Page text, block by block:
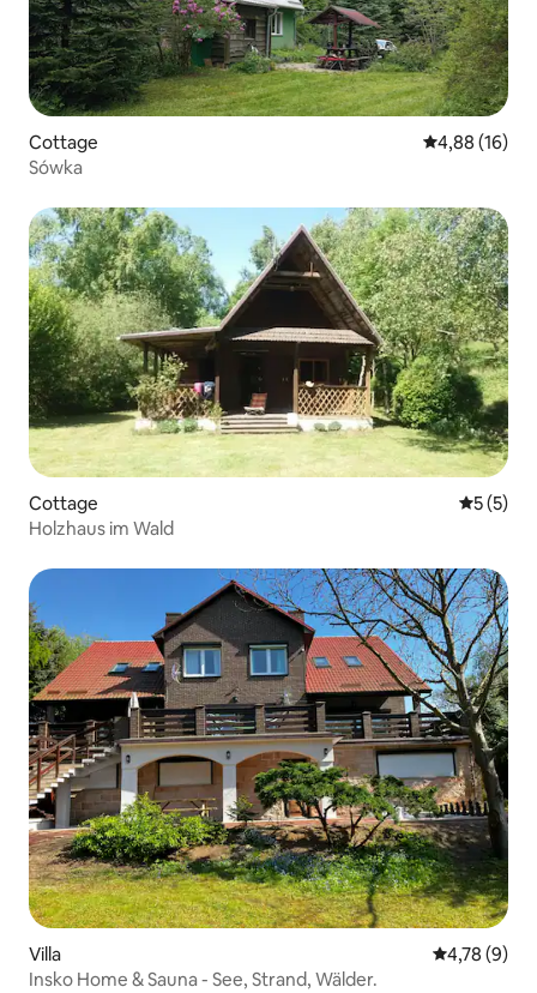
Cottage
4,88 (16)
Sówka
Cottage
5 (5)
Holzhaus im Wald
Villa
4,78 (9)
Insko Home & Sauna - See, Strand, Wälder.